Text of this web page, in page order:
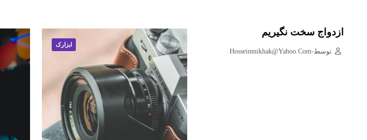
ازدواج سخت نگیریم
توسط-Hosseinmikhak@yahoo.com
ابزارک